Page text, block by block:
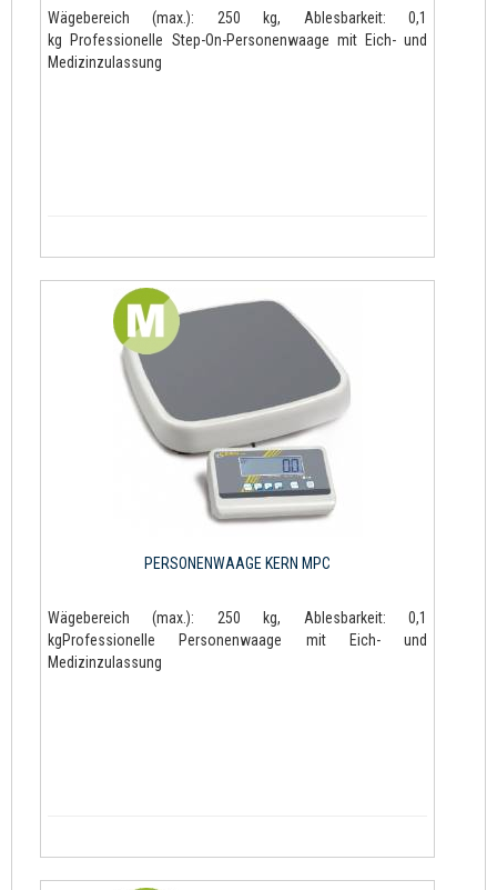
Wägebereich (max.): 250 kg, Ablesbarkeit: 0,1
kg Professionelle Step-On-Personenwaage mit Eich- und
Medizinzulassung
PERSONENWAAGE KERN MPC
Wägebereich (max.): 250 kg, Ablesbarkeit: 0,1
kgProfessionelle Personenwaage mit Eich- und
Medizinzulassung